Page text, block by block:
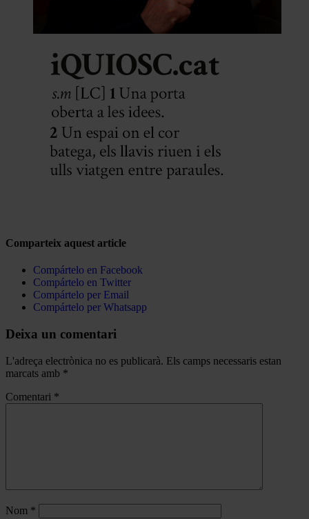
Comparteix aquest article
Compártelo en Facebook
Compártelo en Twitter
Compártelo per Email
Compártelo per Whatsapp
Deixa un comentari
L'adreça electrònica no es publicarà. Els camps necessaris estan
marcats amb *
Comentari *
Nom *